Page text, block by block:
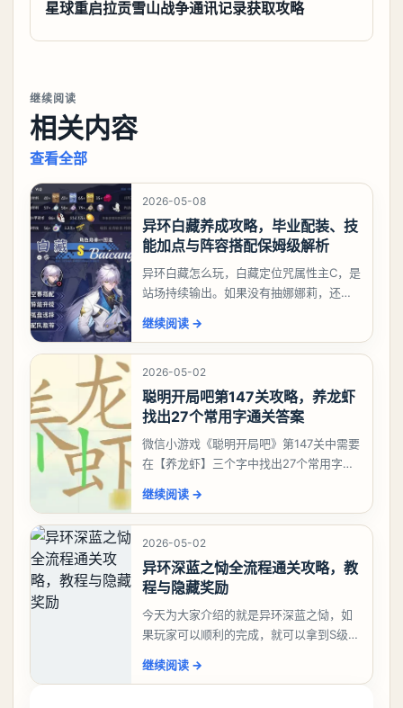
星球重启拉贡雪山战争通讯记录获取攻略
继续阅读
相关内容
查看全部
2026-05-08
异环白藏养成攻略，毕业配装、技
能加点与阵容搭配保姆级解析
异环白藏怎么玩，白藏定位咒属性主C，是
站场持续输出。如果没有抽娜娜莉，还没
有娜娜莉缺另外一个二队C想打深渊也可以
考虑养个白藏
继续阅读 →
2026-05-02
聪明开局吧第147关攻略，养龙虾
找出27个常用字通关答案
微信小游戏《聪明开局吧》第147关中需要
在【养龙虾】三个字中找出27个常用字，
大、夫、夰、巾、中、虫、下、虾、卜、
囗、吓、卟、
继续阅读 →
2026-05-02
异环深蓝之恸全流程通关攻略，教
程与隐藏奖励
今天为大家介绍的就是异环深蓝之恸，如
果玩家可以顺利的完成，就可以拿到S级弧
比较高的，对于那些新手玩家并不建议直
继续阅读 →